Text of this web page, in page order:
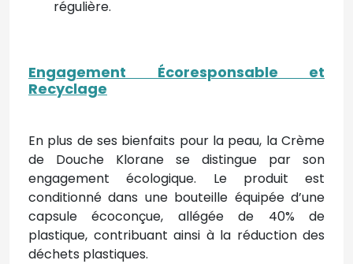
régulière.
Engagement Écoresponsable et
Recyclage
En plus de ses bienfaits pour la peau, la Crème
de Douche Klorane se distingue par son
engagement écologique. Le produit est
conditionné dans une bouteille équipée d’une
capsule écoconçue, allégée de 40% de
plastique, contribuant ainsi à la réduction des
déchets plastiques.